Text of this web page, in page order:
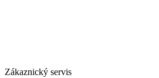
Zákaznický servis